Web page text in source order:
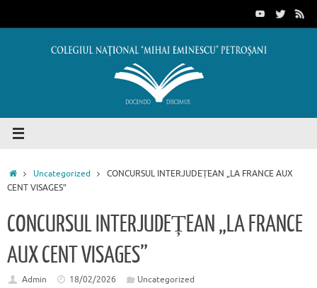
Prima
pagină
Uncategorized
CONCURSUL INTERJUDEȚEAN „LA FRANCE AUX
CENT VISAGES”
CONCURSUL INTERJUDEȚEAN „LA FRANCE
AUX CENT VISAGES”
Admin 18/02/2026 Uncategorized